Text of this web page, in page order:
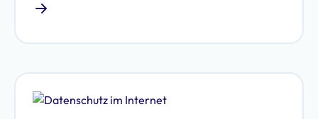
aussehen kann, zeigt dieser Beitrag.